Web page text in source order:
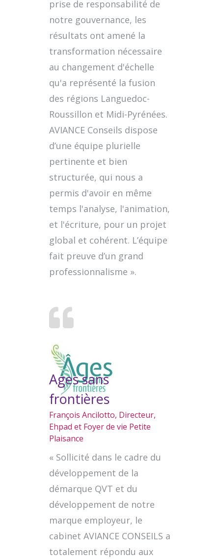
prise de responsabilité de
notre gouvernance, les
résultats ont amené la
transformation nécessaire
au changement d'échelle
qu'a représenté la fusion
des régions Languedoc-
Roussillon et Midi-Pyrénées.
AVIANCE Conseils dispose
d’une équipe plurielle
pertinente et bien
structurée, qui nous a
permis d'avoir en même
temps l'analyse, l'animation,
et l'écriture, pour un projet
global et cohérent. L’équipe
fait preuve d’un grand
professionnalisme ».
Ages sans
frontières
François Ancilotto, Directeur,
Ehpad et Foyer de vie Petite
Plaisance
« Sollicité dans le cadre du
développement de la
démarque QVT et du
développement de notre
marque employeur, le
cabinet AVIANCE CONSEILS a
totalement répondu aux